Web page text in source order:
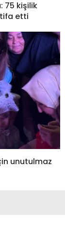
75 kişilik
etti
unutulmaz